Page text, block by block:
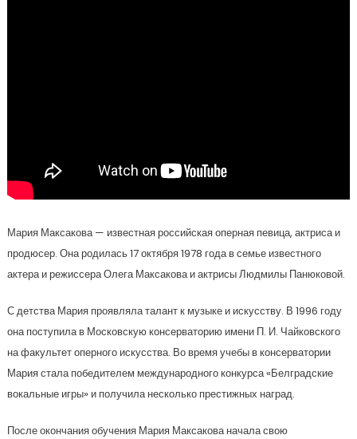
Мария Максакова — известная российская оперная певица, актриса и
продюсер. Она родилась 17 октября 1978 года в семье известного
актера и режиссера Олега Максакова и актрисы Людмилы Панюковой.
С детства Мария проявляла талант к музыке и искусству. В 1996 году
она поступила в Московскую консерваторию имени П. И. Чайковского
на факультет оперного искусства. Во время учебы в консерватории
Мария стала победителем международного конкурса «Белградские
вокальные игры» и получила несколько престижных наград.
После окончания обучения Мария Максакова начала свою